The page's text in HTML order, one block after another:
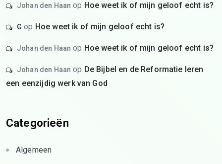
Johan den Haan op Hoe weet ik of mijn geloof echt is?
G op Hoe weet ik of mijn geloof echt is?
Johan den Haan op Hoe weet ik of mijn geloof echt is?
Johan den Haan op De Bijbel en de Reformatie leren
een eenzijdig werk van God
Categorieën
Algemeen